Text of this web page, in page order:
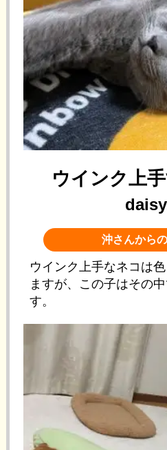
ウインク上
daisy
沖さんから
ウインク上手なネコは
ますが、この子はその
す。